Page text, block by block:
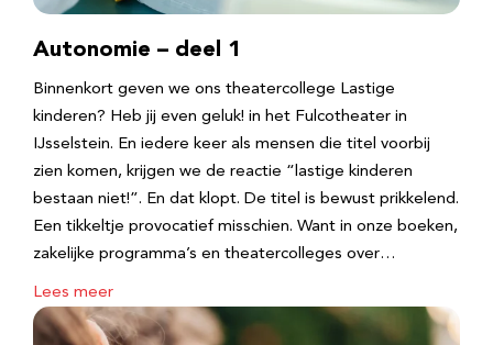
Autonomie – deel 1
Binnenkort geven we ons theatercollege Lastige
kinderen? Heb jij even geluk! in het Fulcotheater in
IJsselstein. En iedere keer als mensen die titel voorbij
zien komen, krijgen we de reactie “lastige kinderen
bestaan niet!”. En dat klopt. De titel is bewust prikkelend.
Een tikkeltje provocatief misschien. Want in onze boeken,
zakelijke programma’s en theatercolleges over…
Lees meer